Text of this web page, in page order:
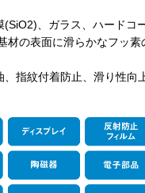
(SiO2)、ガラス、ハードコ
材の表面に滑らかなフッ素
、指紋付着防止、滑り性向